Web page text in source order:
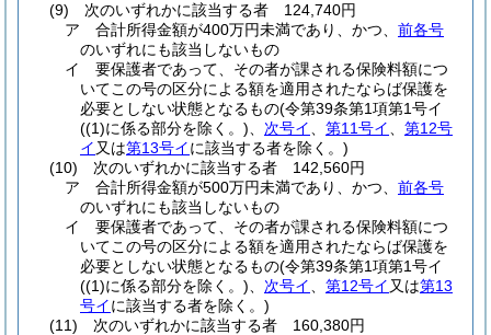
(9)
次のいずれかに該当する者 124,740円
ア
合計所得金額が400万円未満であり、かつ、 前各号
のいずれにも該当しないもの
イ
要保護者であって、その者が課される保険料額につ
いてこの号の区分による額を適用されたならば保護を
必要としない状態となるもの(令第39条第1項第1号イ
((1)に係る部分を除く。) 次号イ 第11号イ
第12号
イ 又は第13号イに該当する者を除く。)
(10)
次のいずれかに該当する者 142,560円
ア
合計所得金額が500万円未満であり、かつ、 前各号
のいずれにも該当しないもの
イ
要保護者であって、その者が課される保険料額につ
いてこの号の区分による額を適用されたならば保護を
必要としない状態となるもの(令第39条第1項第1号イ
((1)に係る部分を除く。) 次号イ 第12号イ 又は第13
号イに該当する者を除く。)
(11)
次のいずれかに該当する者 160,380円